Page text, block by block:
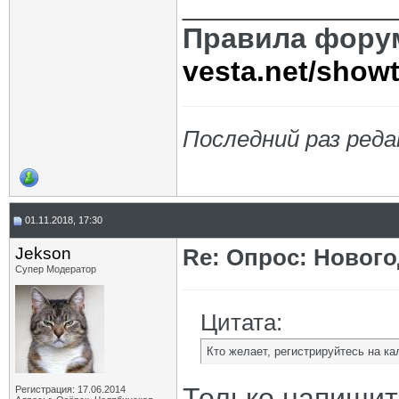
Правила
vesta.net/
Последний раз
01.11.2018, 17:30
Jekson
Супер Модератор
Регистрация: 17.06.2014
Re: Опрос:
Цитата:
Кто желает, регистрируйтесь на